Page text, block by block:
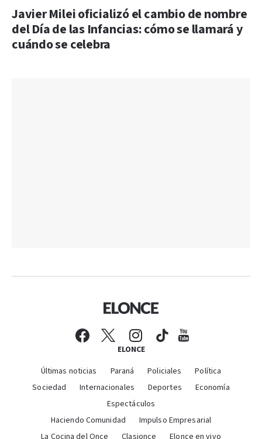
Javier Milei oficializó el cambio de nombre
del Día de las Infancias: cómo se llamará y
cuándo se celebra
ELONCE
Últimas noticias Paraná Policiales
Política
Sociedad
Internacionales Deportes
Economía
Espectáculos
Haciendo Comunidad
Impulso Empresarial
La Cocina del Once
Clasionce Elonce en vivo